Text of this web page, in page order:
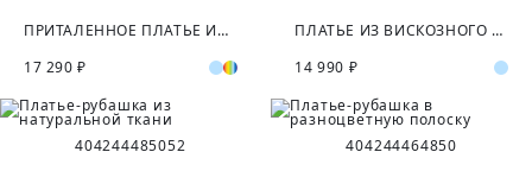
ПРИТАЛЕННОЕ ПЛАТЬЕ ИЗ ТВИДОВОЙ ТКАНИ
17 290 ₽
ПЛАТЬЕ ИЗ ВИСКОЗНОГО ЖАККАРДА
14 990 ₽
404244485052 404244464850